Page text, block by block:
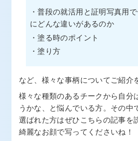
・普段の就活用と証明写真用
にどんな違いがあるのか
・塗る時のポイント
・塗り方
など、様々な事柄についてご紹介
様々な種類のあるチークから自分
うかな、と悩んでいる方。その中
選ばれた方はぜひこちらの記事を
綺麗なお顔で写ってくださいね！